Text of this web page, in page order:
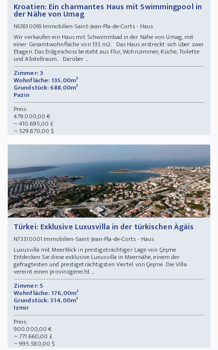
Kroatien: Ein charmantes Haus mit Swimmingpool in
der Nähe von Umag
N63830069Immobilien-Saint-Jean-Pla-de-Corts - Haus
Wir verkaufen ein Haus mit Schwimmbad in der Nähe von Umag, mit
einer Gesamtwohnfläche von 135 m2. Das Haus erstreckt sich über zwei
Etagen. Das Erdgeschoss besteht aus Flur, Wohnzimmer, Küche, Toilette
und Abstellraum. Darüber ...
Zimmer: 3
Wohnfläche: 135,00m²
Grundstück: 688,00m²
Pazin
Preis:
479.000,00 €
~ 410.695,00 £
~ 529.870,00 $
Türkei: Exklusive Luxusvilla in der türkischen Ägäis
N73310001 Immobilien-Saint-Jean-Pla-de-Corts - Haus
Luxusvilla mit Meerblick in prestigeträchtiger Lage von Çeşme
Entdecken Sie diese exklusive Luxusvilla in Meernähe, einem der
gefragtesten und prestigeträchtigsten Viertel von Çeşme. Die Villa
vereint einen provinzgerecht ...
Zimmer: 5
Wohnfläche: 176,00m²
Grundstück: 314,00m²
Izmir
Preis:
900.000,00 €
~ 771.660,00 £
~ 995.580,00 $